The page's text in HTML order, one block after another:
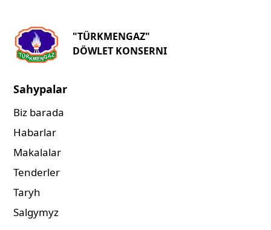
"TÜRKMENGAZ"
DÖWLET KONSERNI
Sahypalar
Biz barada
Habarlar
Makalalar
Tenderler
Taryh
Salgymyz